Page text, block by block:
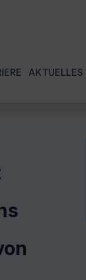
AKTUELLES